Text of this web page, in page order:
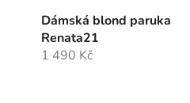
Dámská blond paruka
Renata21
1 490 Kč